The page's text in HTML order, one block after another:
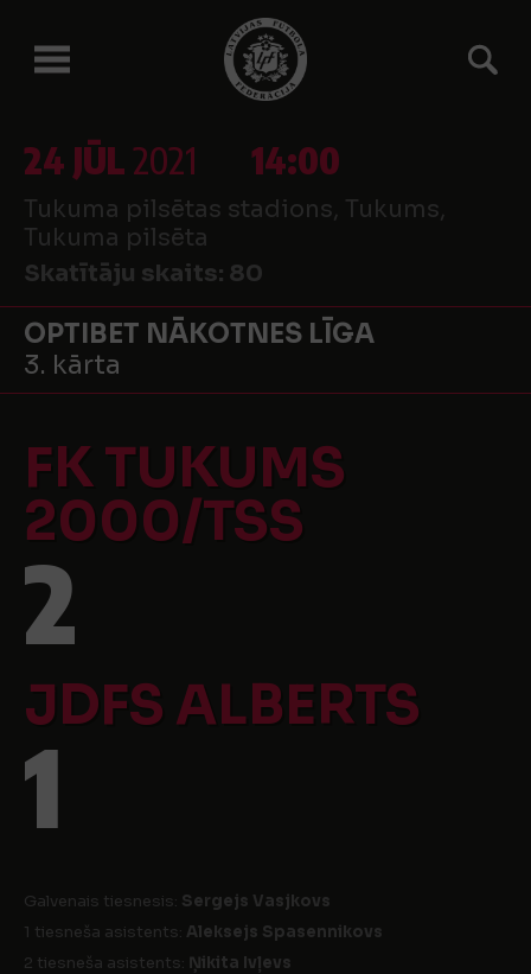
24 JŪL2021 14:00
Tukuma pilsētas stadions, Tukums,
Tukuma pilsēta
Skatītāju skaits: 80
OPTIBET NĀKOTNES LĪGA
3. kārta
FK TUKUMS
2000/TSS
2
JDFS ALBERTS
1
Galvenais tiesnesis: Sergejs Vasjkovs
1 tiesneša asistents: Aleksejs Spasennikovs
2 tiesneša asistents: Ņikita Ivļevs